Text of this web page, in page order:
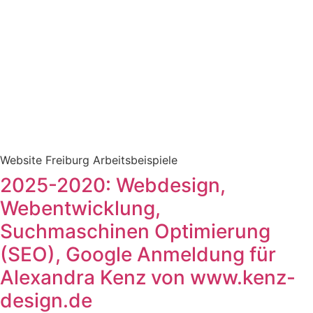
Website Freiburg Arbeitsbeispiele
2025-2020: Webdesign,
Webentwicklung,
Suchmaschinen Optimierung
(SEO), Google Anmeldung für
Alexandra Kenz von www.kenz-
design.de